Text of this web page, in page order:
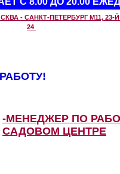
- САНКТ-ПЕТЕРБУРГ М11, 23-
24
-МЕНЕДЖЕР ПО
САДОВОМ ЦЕНТРЕ